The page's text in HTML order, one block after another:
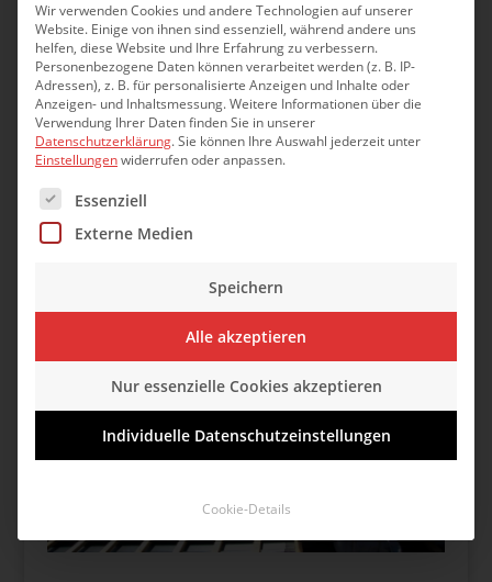
Energetische Sanierung
Landschulheim Torfhaus
Das Landschulheim der Region Hannover in
Torfhaus wird im 4 BA saniert. Hierzu gehört auch
und einem Unterdach der Fa. Bauder.
Wir verwenden Cookies und andere Technologien auf unserer
Website. Einige von ihnen sind essenziell, während andere uns
helfen, diese Website und Ihre Erfahrung zu verbessern.
Personenbezogene Daten können verarbeitet werden (z. B. IP-
Adressen), z. B. für personalisierte Anzeigen und Inhalte oder
Anzeigen- und Inhaltsmessung.Weitere Informationen über die
Verwendung Ihrer Daten finden Sie in unserer
Datenschutzerklärung.Sie können Ihre Auswahl jederzeit unter
Einstellungenwiderrufen oder anpassen.
Es folgt eine Liste der Service-Gruppen, für die eine
Essenziell
Externe Medien
Speichern
Alle akzeptieren
Nur essenzielle Cookies akzeptieren
Individuelle Datenschutzeinstellungen
Cookie-Details